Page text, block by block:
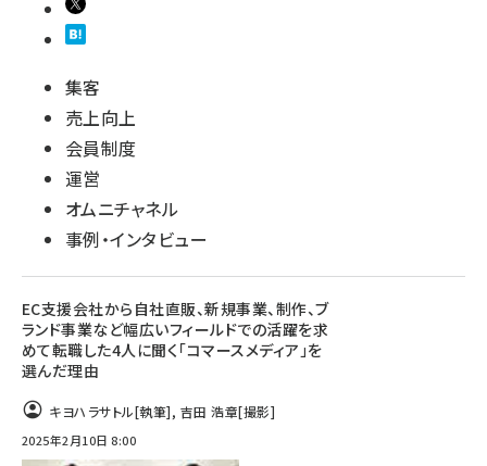
集客
売上向上
会員制度
運営
オムニチャネル
事例・インタビュー
EC支援会社から自社直販、新規事業、制作、ブ
ランド事業など幅広いフィールドでの活躍を求
めて転職した4人に聞く「コマースメディア」を
選んだ理由
キヨハラサトル[執筆], 吉田 浩章[撮影]
2025年2月10日 8:00